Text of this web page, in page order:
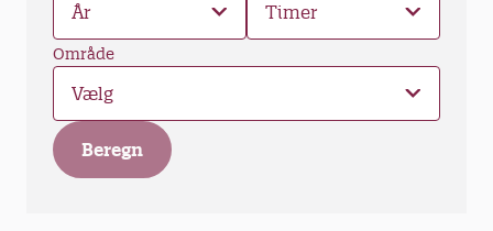
År Timer
Område
Vælg
Beregn